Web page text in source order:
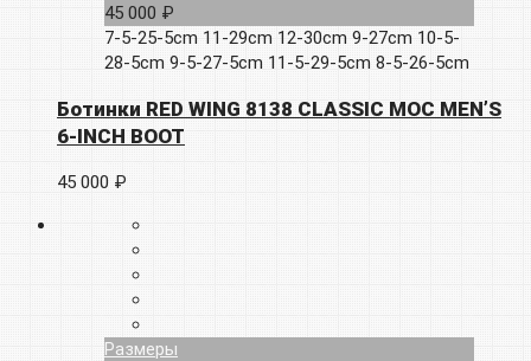
45 000 ₽
7-5-25-5cm 11-29cm 12-30cm 9-27cm 10-5-
28-5cm 9-5-27-5cm 11-5-29-5cm 8-5-26-5cm
Ботинки RED WING 8138 CLASSIC MOC MEN’S
6-INCH BOOT
45 000 ₽
Размеры